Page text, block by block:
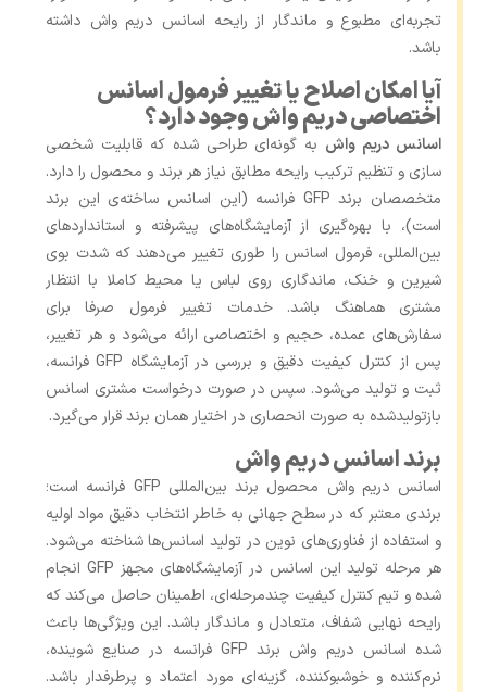
تجربه‌ای مطبوع و ماندگار از رایحه اسانس دریم واش داشته
باشد.
آیا امکان اصلاح یا تغییر فرمول اسانس
اختصاصی دریم واش وجود دارد؟
اسانس دریم واش به گونه‌ای طراحی شده که قابلیت شخصی
‌سازی و تنظیم ترکیب رایحه مطابق نیاز هر برند و محصول را دارد.
متخصصان برند GFP فرانسه (این اسانس ساخته‌ی این برند
است)، با بهره‌گیری از آزمایشگاه‌های پیشرفته و استانداردهای
بین‌المللی، فرمول اسانس را طوری تغییر می‌دهند که شدت بوی
شیرین و خنک، ماندگاری روی لباس یا محیط کاملا با انتظار
مشتری هماهنگ باشد. خدمات تغییر فرمول صرفا برای
سفارش‌های عمده، حجیم و اختصاصی ارائه می‌شود و هر تغییر،
پس از کنترل کیفیت دقیق و بررسی در آزمایشگاه GFP فرانسه،
ثبت و تولید می‌شود. سپس در صورت درخواست مشتری اسانس
بازتولید‌شده به صورت انحصاری در اختیار همان برند قرار می‌گیرد.
برند اسانس دریم واش
اسانس دریم واش محصول برند بین‌المللی GFP فرانسه است؛
برندی معتبر که در سطح جهانی به خاطر انتخاب دقیق مواد اولیه
و استفاده از فناوری‌های نوین در تولید اسانس‌ها شناخته می‌شود.
هر مرحله تولید این اسانس در آزمایشگاه‌های مجهز GFP انجام
شده و تیم کنترل کیفیت چندمرحله‌ای، اطمینان حاصل می‌کند که
رایحه نهایی شفاف، متعادل و ماندگار باشد. این ویژگی‌ها باعث
شده اسانس دریم واش برند GFP فرانسه در صنایع شوینده،
نرم‌کننده و خوشبوکننده، گزینه‌ای مورد اعتماد و پرطرفدار باشد.